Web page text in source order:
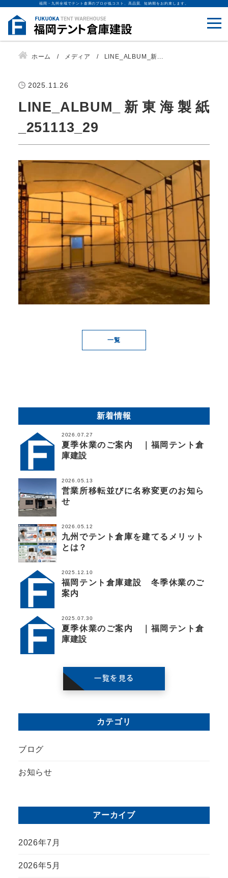
福岡・九州全域でテント倉庫のプロが低コスト、高品質、短納期をお約束します。
ホーム メディア LINE_ALBUM_新...
2025.11.26
LINE_ALBUM_新東海製紙
_251113_29
一覧
新着情報
2026.07.27
夏季休業のご案内 ｜福岡テント倉
庫建設
2026.05.13
営業所移転並びに名称変更のお知ら
せ
2026.05.12
九州でテント倉庫を建てるメリット
とは？
2025.12.10
福岡テント倉庫建設 冬季休業のご
案内
2025.07.30
夏季休業のご案内 ｜福岡テント倉
庫建設
一覧を見る
カテゴリ
ブログ
お知らせ
アーカイブ
2026年7月
2026年5月